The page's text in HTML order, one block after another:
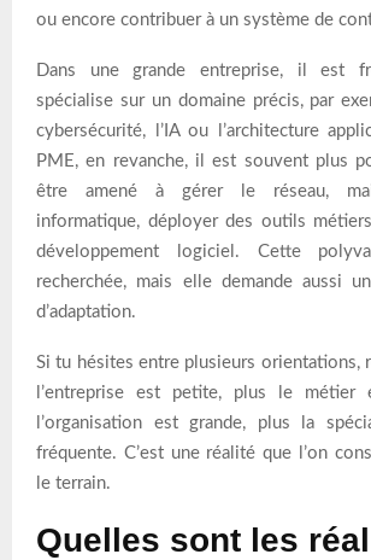
ou encore contribuer à un système de
Dans une grande entreprise, il est
spécialise sur un domaine précis, par
cybersécurité, l’IA ou l’architecture
PME, en revanche, il est souvent plus
être amené à gérer le réseau,
informatique, déployer des outils
développement logiciel. Cette
recherchée, mais elle demande aussi
d’adaptation.
Si tu hésites entre plusieurs orientations,
l’entreprise est petite, plus le
l’organisation est grande, plus la
fréquente. C’est une réalité que l’on
le terrain.
Quelles sont les